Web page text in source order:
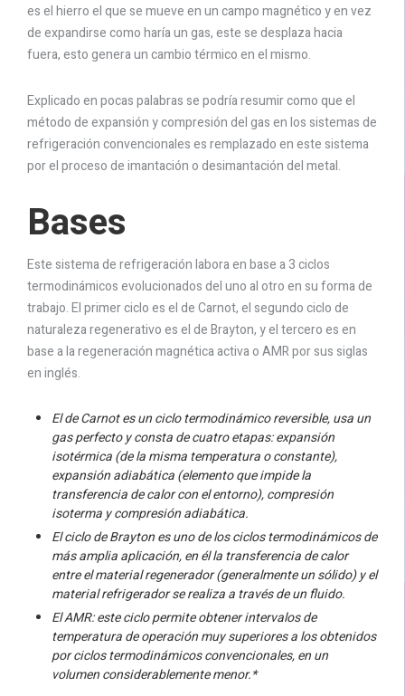
es el hierro el que se mueve en un campo magnético y en vez
de expandirse como haría un gas, este se desplaza hacia
fuera, esto genera un cambio térmico en el mismo.
Explicado en pocas palabras se podría resumir como que el
método de expansión y compresión del gas en los sistemas de
refrigeración convencionales es remplazado en este sistema
por el proceso de imantación o desimantación del metal.
Bases
Este sistema de refrigeración labora en base a 3 ciclos
termodinámicos evolucionados del uno al otro en su forma de
trabajo. El primer ciclo es el de Carnot, el segundo ciclo de
naturaleza regenerativo es el de Brayton, y el tercero es en
base a la regeneración magnética activa o AMR por sus siglas
en inglés.
El de Carnot es un ciclo termodinámico reversible, usa un
gas perfecto y consta de cuatro etapas: expansión
isotérmica (de la misma temperatura o constante),
expansión adiabática (elemento que impide la
transferencia de calor con el entorno), compresión
isoterma y compresión adiabática.
El ciclo de Brayton es uno de los ciclos termodinámicos de
más amplia aplicación, en él la transferencia de calor
entre el material regenerador (generalmente un sólido) y el
material refrigerador se realiza a través de un fluido.
El AMR: este ciclo permite obtener intervalos de
temperatura de operación muy superiores a los obtenidos
por ciclos termodinámicos convencionales, en un
volumen considerablemente menor.*